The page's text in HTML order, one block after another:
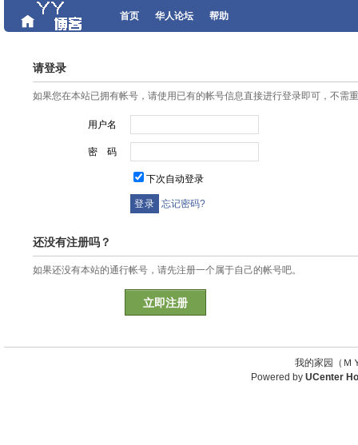
首页 华人论坛 帮助
请登录
如果您在本站已拥有帐号，请使用已有的帐号信息直接进行登录即可，不需
用户名
密 码
下次自动登录
忘记密码?
还没有注册吗？
如果还没有本站的通行帐号，请先注册一个属于自己的帐号吧。
立即注册
我的家园（
Powered by UCenter